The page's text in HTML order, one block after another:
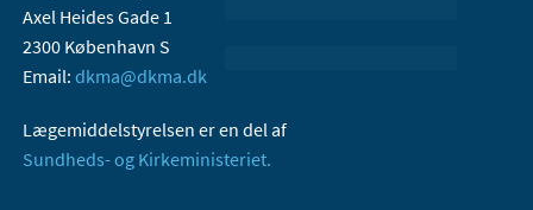
Axel Heides Gade 1
2300 København S
Email: dkma@dkma.dk
Lægemiddelstyrelsen er en del af
Sundheds- og Kirkeministeriet.